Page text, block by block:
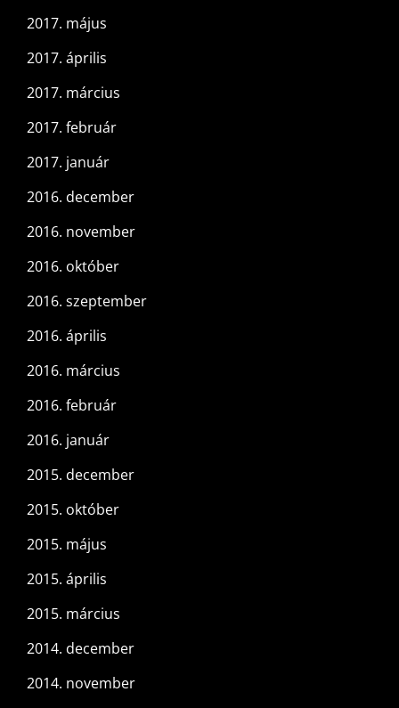
2017. május
2017. április
2017. március
2017. február
2017. január
2016. december
2016. november
2016. október
2016. szeptember
2016. április
2016. március
2016. február
2016. január
2015. december
2015. október
2015. május
2015. április
2015. március
2014. december
2014. november